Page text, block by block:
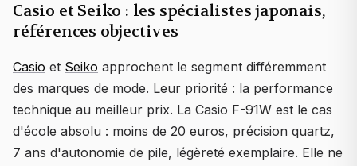
Casio et Seiko : les spécialistes japonais,
références objectives
Casio et Seiko approchent le segment différemment
des marques de mode. Leur priorité : la performance
technique au meilleur prix. La Casio F-91W est le cas
d'école absolu : moins de 20 euros, précision quartz,
7 ans d'autonomie de pile, légèreté exemplaire. Elle ne